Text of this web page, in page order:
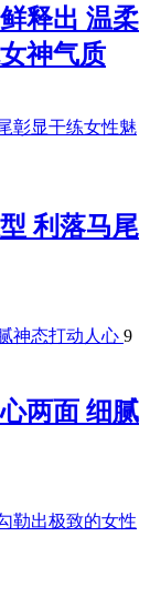
释出 温柔
神气质
利落马尾
9
两面 细腻